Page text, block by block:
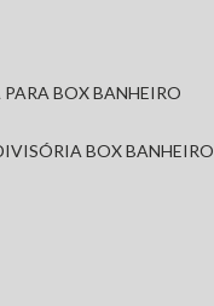
PARA BOX BANHEIRO
DIVISÓRIA BOX BANHEIRO